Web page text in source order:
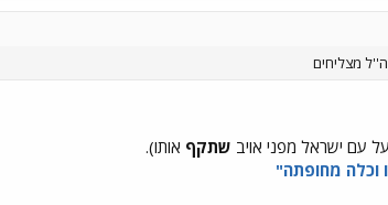
מצליחים
על עם ישראל מפני אויב שתקף אותו).
וכלה מחופתה"